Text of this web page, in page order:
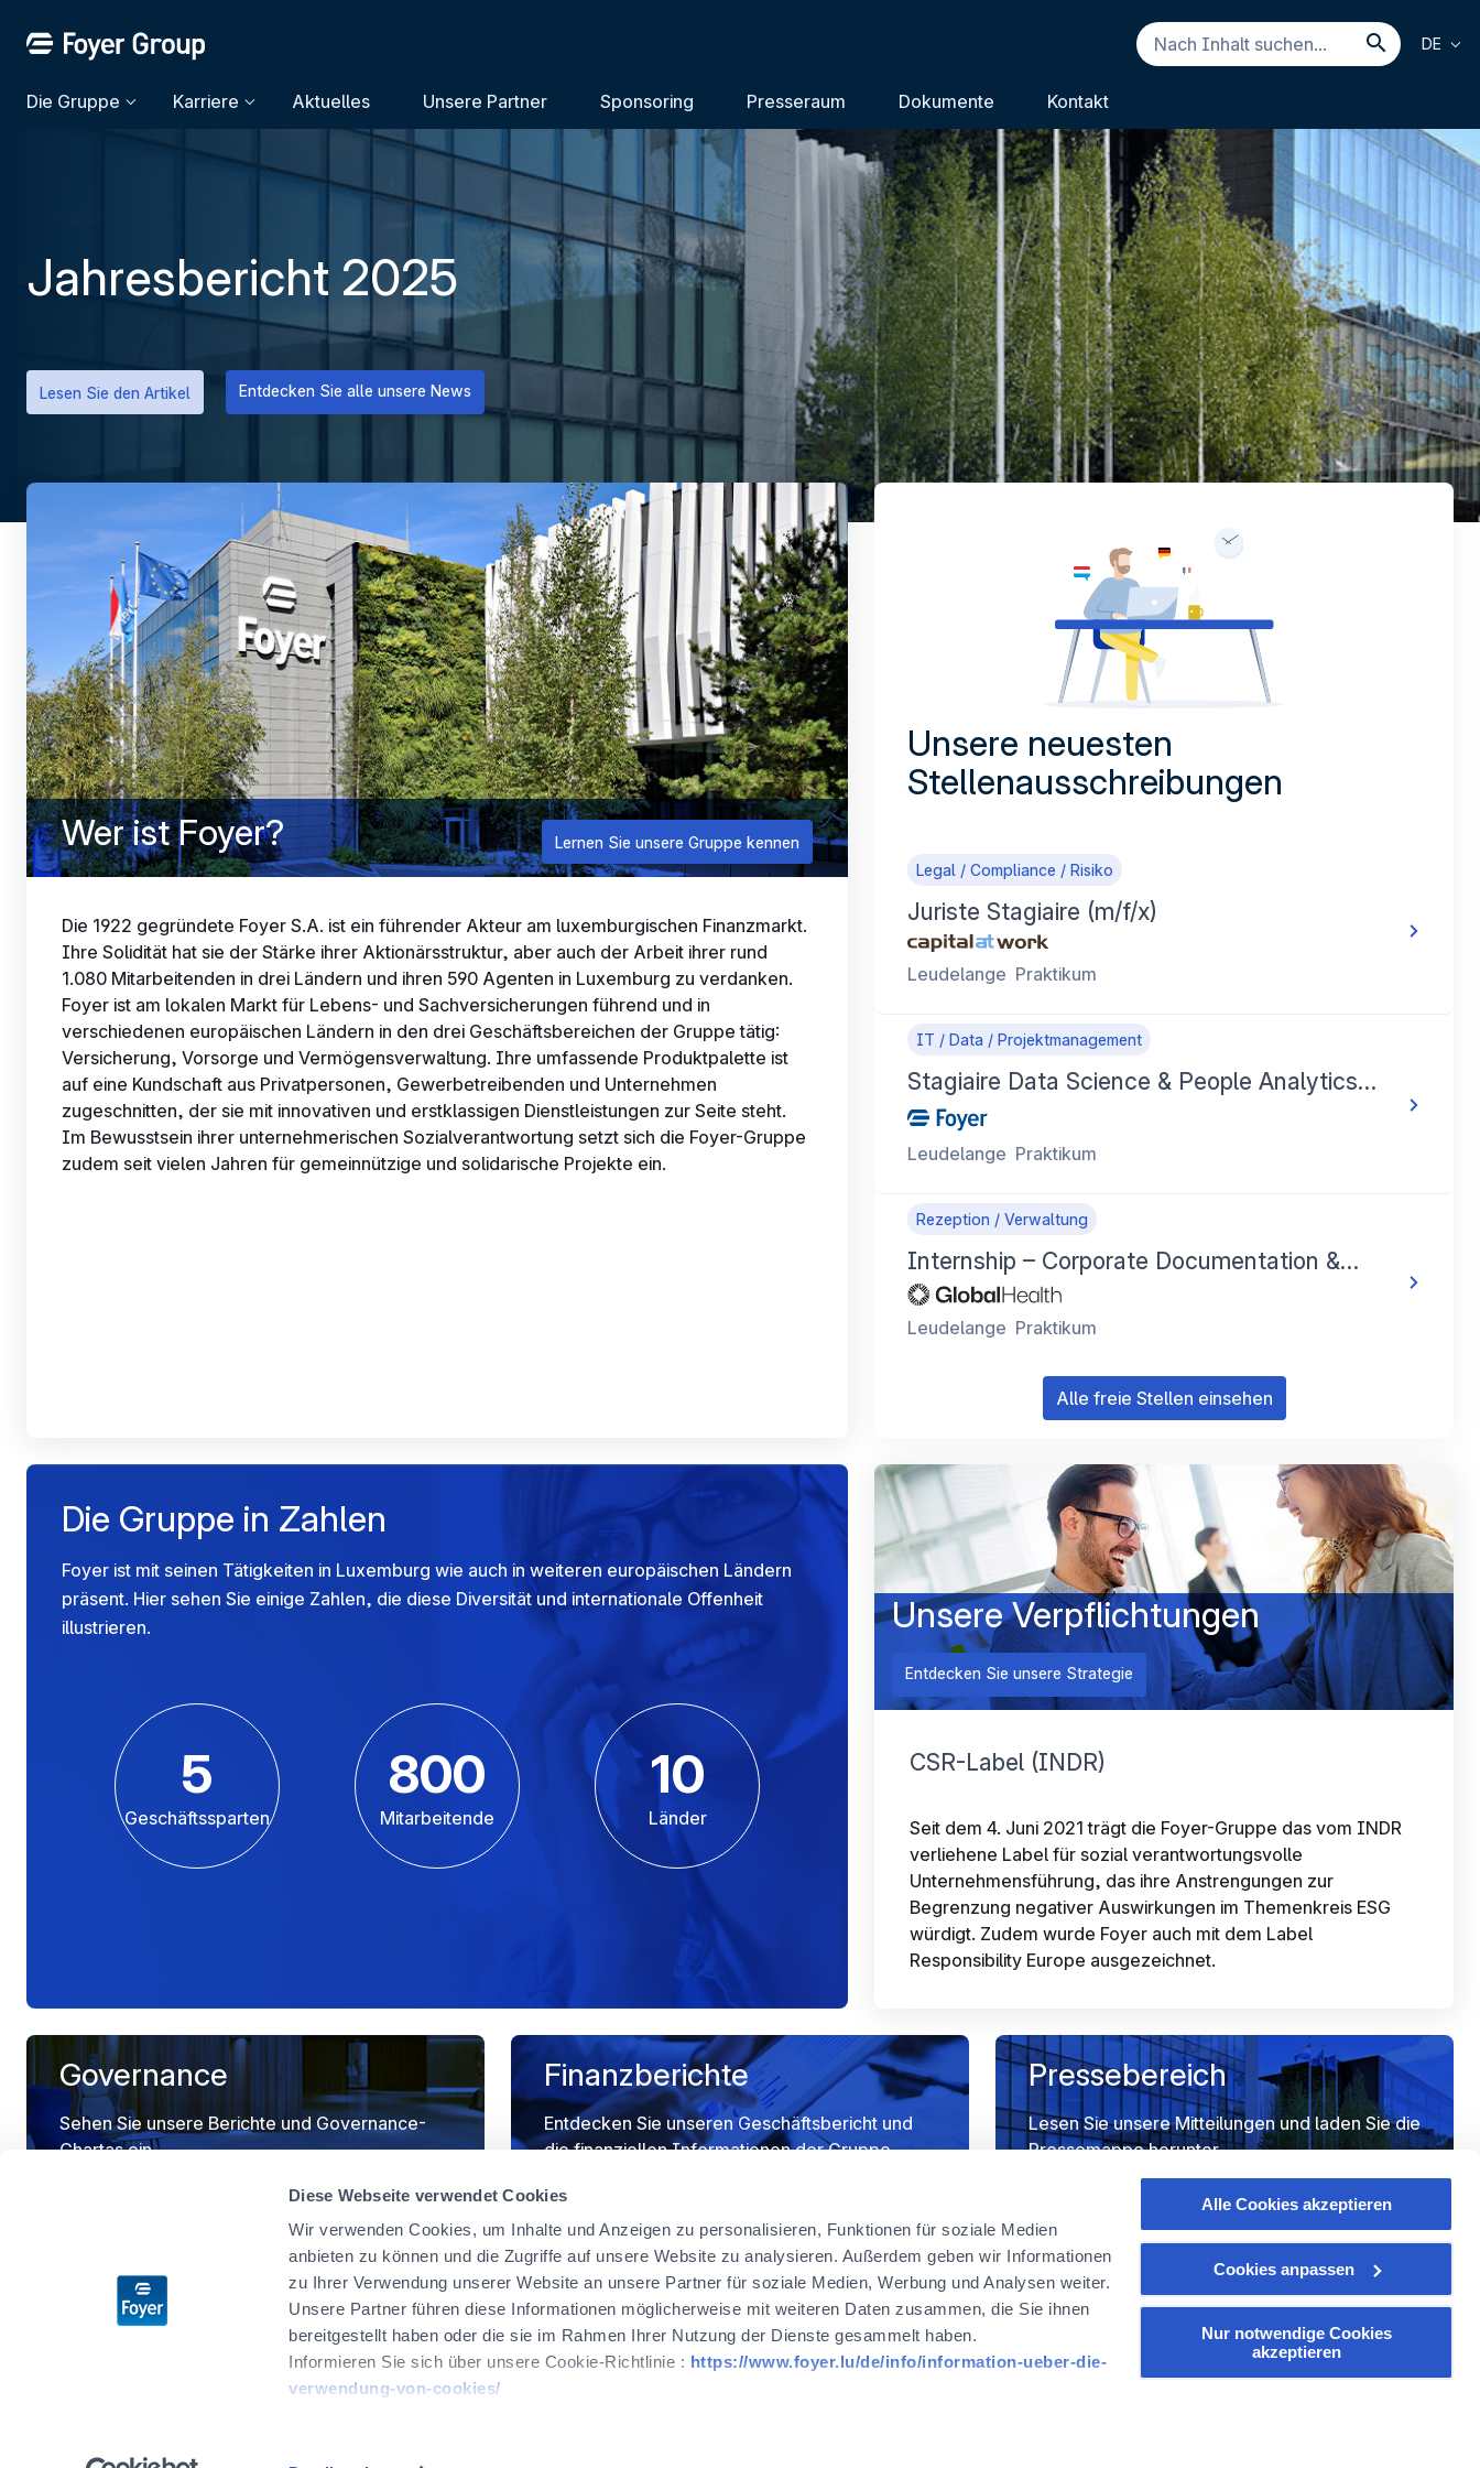
Diese Webseite verwendet Cookies
Wir verwenden Cookies, um Inhalte und Anzeigen zu personalisieren, Funktionen für soziale Medien
anbieten zu können und die Zugriffe auf unsere Website zu analysieren. Außerdem geben wir Informationen
zu Ihrer Verwendung unserer Website an unsere Partner für soziale Medien, Werbung und Analysen weiter.
Unsere Partner führen diese Informationen möglicherweise mit weiteren Daten zusammen, die Sie ihnen
bereitgestellt haben oder die sie im Rahmen Ihrer Nutzung der Dienste gesammelt haben.
Informieren Sie sich über unsere Cookie-Richtlinie : https://www.foyer.lu/de/info/information-ueber-die-
verwendung-von-cookies/
Alle Cookies akzeptieren
Cookies anpassen
Nur notwendige Cookies
akzeptieren
Nach
Nach
Inhalt
DE
Die Gruppe Karriere Aktuelles Unsere Partner Sponsoring Presseraum Dokumente Kontakt
Jahresbericht 2025
Lesen Sie den Artikel Entdecken Sie alle unsere News
Wer ist Foyer? Lernen Sie unsere Gruppe kennen
Die 1922 gegründete Foyer S.A. ist ein führender Akteur am luxemburgischen Finanzmarkt.
Ihre Solidität hat sie der Stärke ihrer Aktionärsstruktur, aber auch der Arbeit ihrer rund
1.080 Mitarbeitenden in drei Ländern und ihren 590 Agenten in Luxemburg zu verdanken.
Foyer ist am lokalen Markt für Lebens- und Sachversicherungen führend und in
verschiedenen europäischen Ländern in den drei Geschäftsbereichen der Gruppe tätig:
Versicherung, Vorsorge und Vermögensverwaltung. Ihre umfassende Produktpalette ist
auf eine Kundschaft aus Privatpersonen, Gewerbetreibenden und Unternehmen
zugeschnitten, der sie mit innovativen und erstklassigen Dienstleistungen zur Seite steht.
Im Bewusstsein ihrer unternehmerischen Sozialverantwortung setzt sich die Foyer-Gruppe
zudem seit vielen Jahren für gemeinnützige und solidarische Projekte ein.
Unsere neuesten
Stellenausschreibungen
Legal / Compliance / Risiko
Juriste Stagiaire (m/f/x)
Leudelange Praktikum
IT / Data / Projektmanagement
Stagiaire Data Science & People Analytics
(H/F/X)
Leudelange Praktikum
Rezeption / Verwaltung
Internship – Corporate Documentation &
Process Optimisation (M/F/X)
Leudelange Praktikum
Alle freie Stellen einsehen
Die Gruppe in Zahlen
Foyer ist mit seinen Tätigkeiten in Luxemburg wie auch in weiteren europäischen Ländern
präsent. Hier sehen Sie einige Zahlen, die diese Diversität und internationale Offenheit
illustrieren.
5
Geschäftssparten
800
Mitarbeitende
10
Länder
Unsere Verpflichtungen
Entdecken Sie unsere Strategie
CSR-Label (INDR)
Seit dem 4. Juni 2021 trägt die Foyer-Gruppe das vom INDR
verliehene Label für sozial verantwortungsvolle
Unternehmensführung, das ihre Anstrengungen zur
Begrenzung negativer Auswirkungen im Themenkreis ESG
würdigt. Zudem wurde Foyer auch mit dem Label
Responsibility Europe ausgezeichnet.
Governance
Sehen Sie unsere Berichte und Governance-
Chartas ein
Finanzberichte
Entdecken Sie unseren Geschäftsbericht und
die finanziellen Informationen der Gruppe
Pressebereich
Lesen Sie unsere Mitteilungen und laden Sie die
Pressemappe herunter
Folgen FOYER GROUP